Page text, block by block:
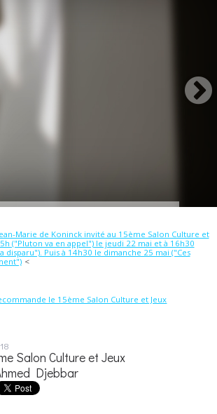
Marie de Koninck invité au 15ème Salon Culture et
("Pluton va en appel") le jeudi 22 mai et à 16h30
disparu"). Puis à 14h30 le dimanche 25 mai ("Ces
le 15ème Salon Culture et Jeux
Salon Culture et Jeux
Djebbar